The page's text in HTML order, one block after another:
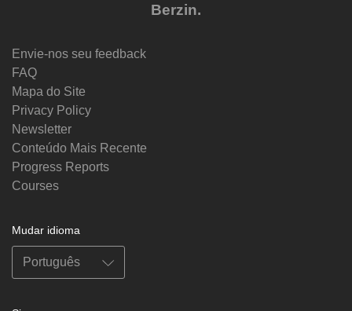
Berzin.
Envie-nos seu feedback
FAQ
Mapa do Site
Privacy Policy
Newsletter
Conteúdo Mais Recente
Progress Reports
Courses
Mudar idioma